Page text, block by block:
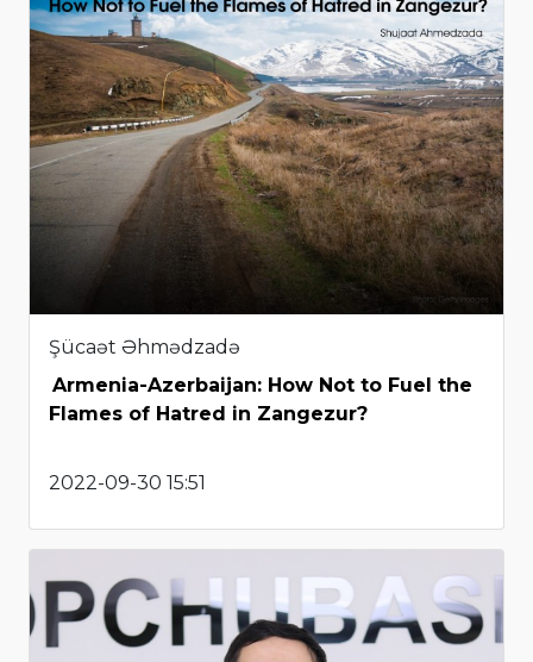
Şücaət Əhmədzadə
Armenia-Azerbaijan: How Not to Fuel the
Flames of Hatred in Zangezur?
2022-09-30 15:51